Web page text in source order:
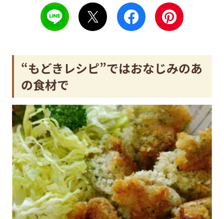
“もどきレシピ”ではおなじみのあ
の食材で